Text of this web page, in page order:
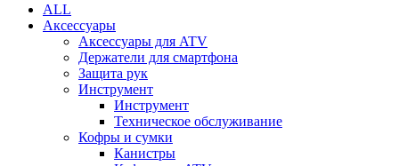
ALL
Аксессуары
Аксессуары для ATV
Держатели для смартфона
Защита рук
Инструмент
Инструмент
Техническое обслуживание
Кофры и сумки
Канистры